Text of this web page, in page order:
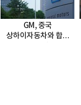
GM, 중국
상하이자동차와 합작